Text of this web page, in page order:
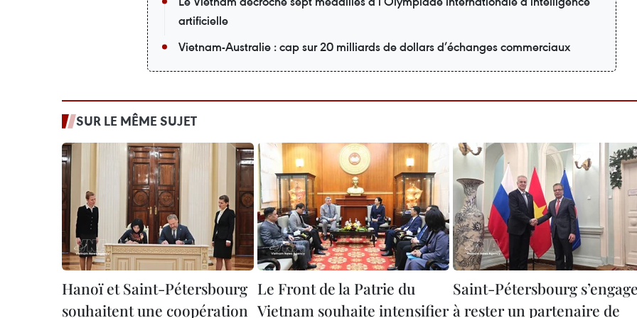
artificielle
Vietnam-Australie : cap sur 20 milliards de dollars d’échanges commerciaux
SUR LE MÊME SUJET
Hanoï et Saint-Pétersbourg
souhaitent une coopération
Le Front de la Patrie du
Vietnam souhaite intensifier
Saint-Pétersbourg
à rester un partenaire de